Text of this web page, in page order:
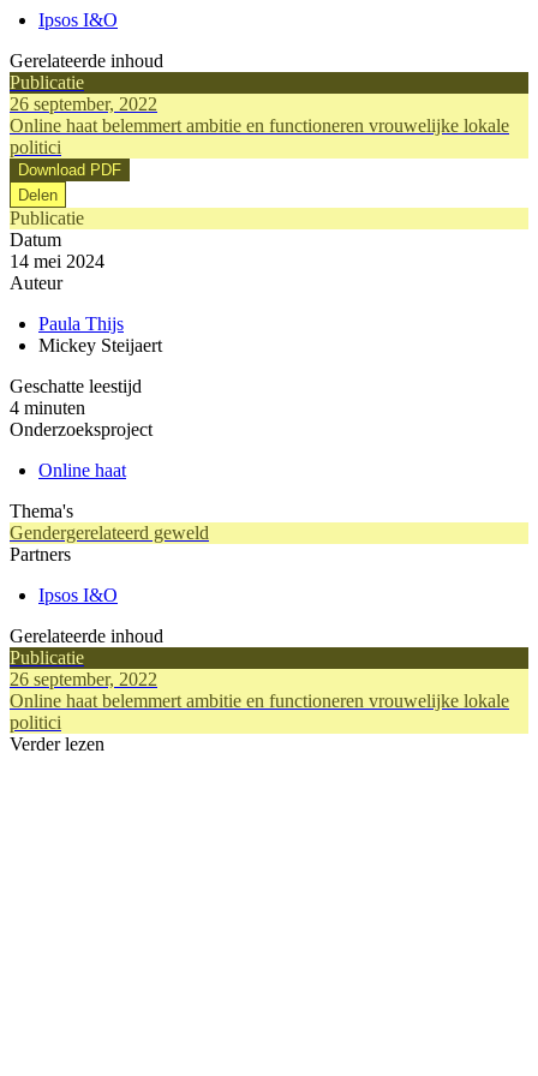
Ipsos I&O
Gerelateerde inhoud
Publicatie
26 september, 2022
Online haat belemmert ambitie en functioneren vrouwelijke lokale
politici
Download PDF
Delen
Publicatie
Datum
14 mei 2024
Auteur
Paula Thijs
Mickey Steijaert
Geschatte leestijd
4 minuten
Onderzoeksproject
Online haat
Thema's
Gendergerelateerd geweld
Partners
Ipsos I&O
Gerelateerde inhoud
Publicatie
26 september, 2022
Online haat belemmert ambitie en functioneren vrouwelijke lokale
politici
Verder lezen